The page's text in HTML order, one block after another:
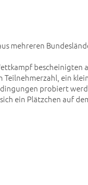
mehreren
bescheinigten
ein
probiert
ein Plätzchen auf